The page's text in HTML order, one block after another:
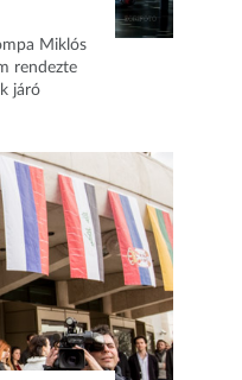
Miklós
rendezte
járó